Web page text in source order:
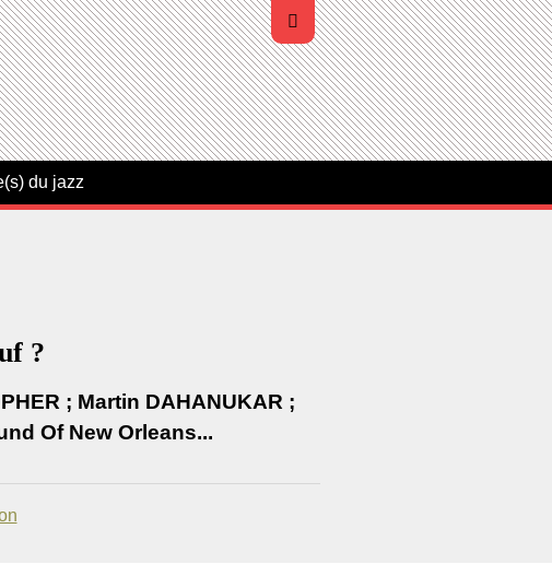
du jazz
?
; Martin DAHANUKAR ;
Of New Orleans...